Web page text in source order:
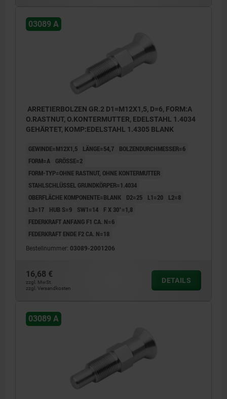
03089 A
ARRETIERBOLZEN GR.2 D1=M12X1,5, D=6, FORM:A
O.RASTNUT, O.KONTERMUTTER, EDELSTAHL 1.4034
GEHÄRTET, KOMP:EDELSTAHL 1.4305 BLANK
GEWINDE=M12X1,5 LÄNGE=54,7
BOLZENDURCHMESSER=6
FORM=A
GRÖSSE=2
FORM-TYP=OHNE RASTNUT, OHNE KONTERMUTTER
STAHLSCHLÜSSEL GRUNDKÖRPER=1.4034
OBERFLÄCHE KOMPONENTE=BLANK
D2=25 L1=20
L2=8
L3=17
HUB S=9 SW1=14
F X 30°=1,8
FEDERKRAFT ANFANG F1 CA. N=6
FEDERKRAFT ENDE F2 CA. N=18
Bestellnummer: 03089-2001206
16,68 €
zzgl. MwSt.
zzgl. Versandkosten
DETAILS
03089 A